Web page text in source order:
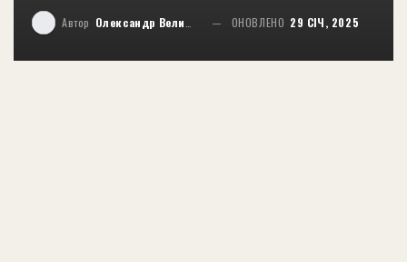
Автор Олександр Великий ОНОВЛЕНО 29 СІЧ, 2025